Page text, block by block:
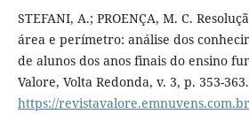
STEFANI, A.; PROENÇA, M. C.
área e perímetro: análise dos
de alunos dos anos finais do ensino
Valore, Volta Redonda, v. 3, p. 353-
https://revistavalore.emnuvens.com.br